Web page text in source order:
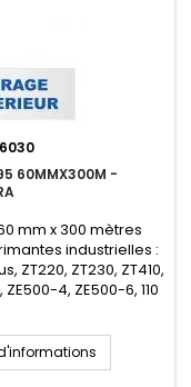
60MMX300M -
mm x 300 mètres
industrielles :
ZT220, ZT230, ZT410,
ZE500-4, ZE500-6, 110
etc... Encrage :
6 rubans (Prix...